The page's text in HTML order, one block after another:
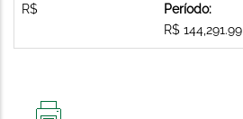
R$
Período:
R$ 144,291.99